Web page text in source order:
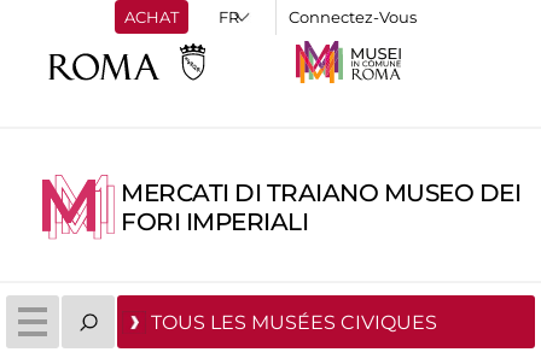
ACHAT Connectez-Vous
MERCATI DI TRAIANO MUSEO DEI
FORI IMPERIALI
TOUS LES MUSÉES CIVIQUES